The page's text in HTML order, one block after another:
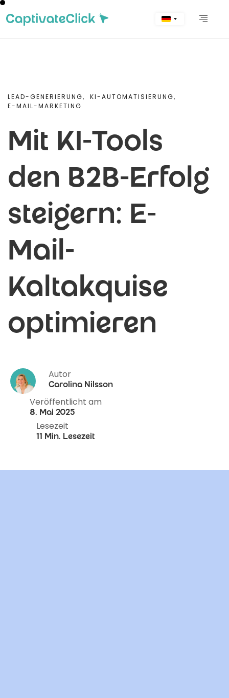
LEAD-GENERIERUNG,
KI-AUTOMATISIERUNG,
E-MAIL-MARKETING
Mit KI-Tools
den B2B-Erfolg
steigern: E-
Mail-
Kaltakquise
optimieren
Autor
Carolina Nilsson
Veröffentlicht am
8. Mai 2025
Lesezeit
11 Min. Lesezeit